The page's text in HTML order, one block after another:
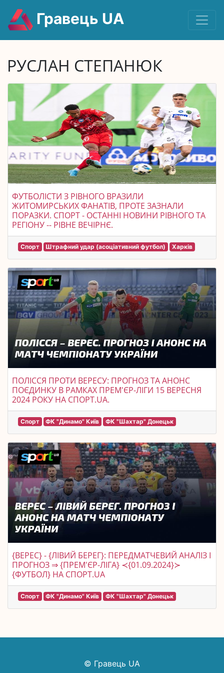
Гравець UA
РУСЛАН СТЕПАНЮК
ФУТБОЛІСТИ З РІВНОГО ВРАЗИЛИ
ЖИТОМИРСЬКИХ ФАНАТІВ, ПРОТЕ ЗАЗНАЛИ
ПОРАЗКИ. СПОРТ - ОСТАННІ НОВИНИ РІВНОГО ТА
РЕГІОНУ -- РІВНЕ ВЕЧІРНЄ.
Спорт Штрафний удар (асоціативний футбол) Харків
ПОЛІССЯ ПРОТИ ВЕРЕСУ: ПРОГНОЗ ТА АНОНС
ПОЄДИНКУ В РАМКАХ ПРЕМ'ЄР-ЛІГИ 15 ВЕРЕСНЯ
2024 РОКУ НА СПОРТ.UA.
Спорт ФК "Динамо" Київ ФК "Шахтар" Донецьк
{ВЕРЕС} - {ЛІВИЙ БЕРЕГ}: ПЕРЕДМАТЧЕВИЙ АНАЛІЗ І
ПРОГНОЗ ⇒ {ПРЕМ'ЄР-ЛІГА} ≺{01.09.2024}≻
{ФУТБОЛ} НА СПОРТ.UA
Спорт ФК "Динамо" Київ ФК "Шахтар" Донецьк
© Гравець UA